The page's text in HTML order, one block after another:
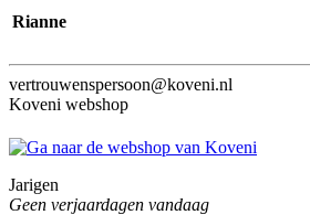
Rianne
vertrouwenspersoon@koveni.nl
Koveni webshop
Jarigen
Geen verjaardagen vandaag